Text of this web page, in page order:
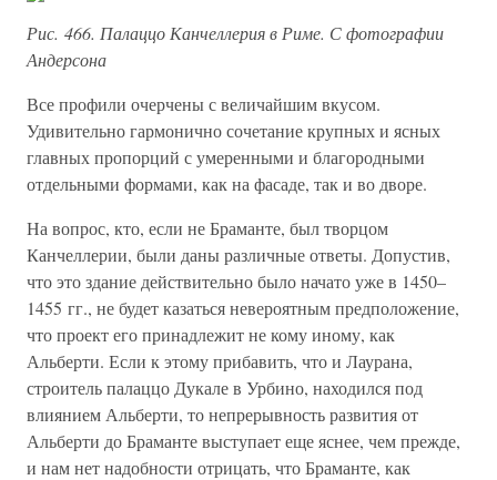
Рис. 466. Палаццо Канчеллерия в Риме. С фотографии
Андерсона
Все профили очерчены с величайшим вкусом.
Удивительно гармонично сочетание крупных и ясных
главных пропорций с умеренными и благородными
отдельными формами, как на фасаде, так и во дворе.
На вопрос, кто, если не Браманте, был творцом
Канчеллерии, были даны различные ответы. Допустив,
что это здание действительно было начато уже в 1450–
1455 гг., не будет казаться невероятным предположение,
что проект его принадлежит не кому иному, как
Альберти. Если к этому прибавить, что и Лаурана,
строитель палаццо Дукале в Урбино, находился под
влиянием Альберти, то непрерывность развития от
Альберти до Браманте выступает еще яснее, чем прежде,
и нам нет надобности отрицать, что Браманте, как